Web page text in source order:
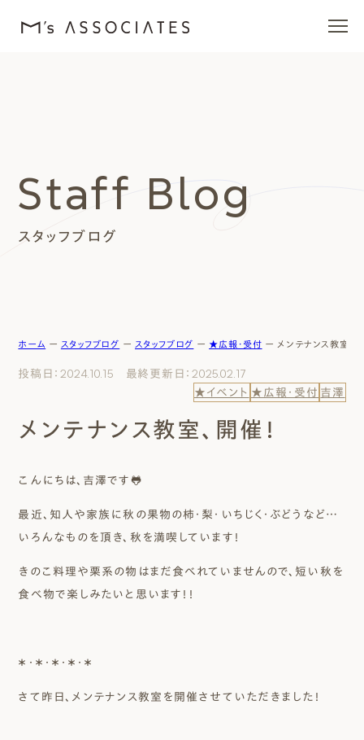
エムズを愛する人たち
施工事例
エムズのこと
0120-40-6613
ファーストプランを試す
スタッフブログ
Staff Blog
ホーム ー スタッフブログ ー スタッフブログ ー ★広報・受付 ー メンテナンス教室、開
投稿日：2024.10.15 最終更新日：2025.02.17
★イベント ★広報・受付 吉澤
メンテナンス教室、開催！
こんにちは、吉澤です🐸
最近、知人や家族に秋の果物の柿・梨・いちじく・ぶどうなど…
いろんなものを頂き、秋を満喫しています！
きのこ料理や栗系の物はまだ食べれていませんので、短い秋を
食べ物で楽しみたいと思います！！
＊・＊・＊・＊・＊
さて昨日、メンテナンス教室を開催させていただきました！